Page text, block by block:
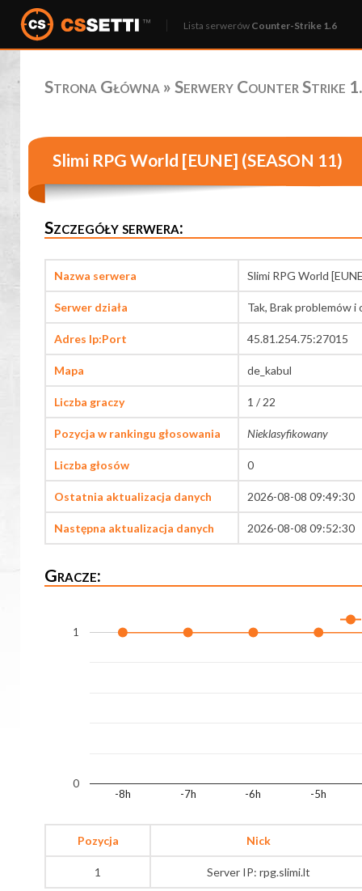
Lista serwerów Counter-Strike 1.6
Strona Główna » Serwery Counter Strike
Slimi RPG World [EUNE] (SEASON 11)
Szczegóły serwera:
Nazwa serwera Slimi RPG World
Serwer działa Tak, Brak problemów i
Adres Ip:Port 45.81.254.75:27015
Mapa de_kabul
Liczba graczy 1 / 22
Pozycja w rankingu głosowania Nieklasyfikowany
Liczba głosów 0
Ostatnia aktualizacja danych 2026-08-08 09:49:30
Następna aktualizacja danych 2026-08-08 09:52:30
Gracze:
-8h -7h -6h -5h
0
1
Pozycja Nick
1 Server IP: rpg.slimi.lt